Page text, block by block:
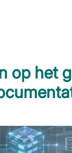
op het